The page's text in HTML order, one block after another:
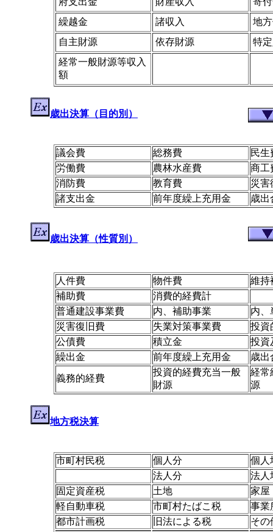
繰越金
諸収入
地
自主財源
依存財源
特
経常一般財源等収入
額
歳出決算（目的別）
議会費 総務費
民生
労働費
農林水産費
商工
消防費
教育費
災害
諸支出金
前年度繰上充用金 歳出
歳出決算（性質別）
人件費 物件費
維持
補助費
消費的経費計
普通建設事業費
内、補助事業
内、
災害復旧費
失業対策事業費
投資
公債費
積立金
投資
繰出金
前年度繰上充用金 歳出
義務的経費
投資的経費充当一般
財源
経常
源
地方税決算
市町村民税 個人分
個人
法人分
法人
固定資産税
土地
家屋
軽自動車税
市町村たばこ税
事業
都市計画税
旧法による税 その